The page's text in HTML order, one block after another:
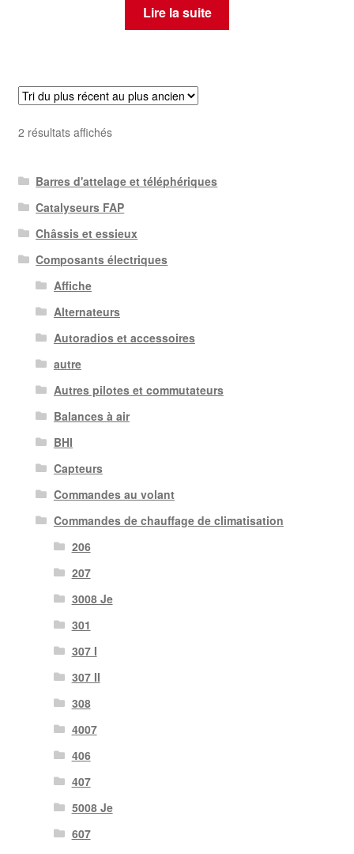
Lire la suite
2 résultats affichésTrié
récent
au
plus
ancien
Barres d'attelage et téléphériques
Catalyseurs FAP
Châssis et essieux
Composants électriques
Affiche
Alternateurs
Autoradios et accessoires
autre
Autres pilotes et commutateurs
Balances à air
BHI
Capteurs
Commandes au volant
Commandes de chauffage de climatisation
206
207
3008 Je
301
307 I
307 II
308
4007
406
407
5008 Je
607